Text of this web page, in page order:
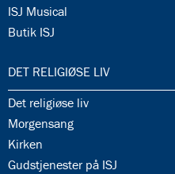
34.16:
ISJ Musical
34.17:
Butik ISJ
35.0:
DET RELIGIØSE LIV
35.1:
Det religiøse liv
35.2:
Morgensang
35.3:
Kirken
35.4:
Gudstjenester på ISJ